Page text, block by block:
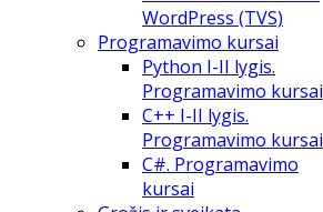
WordPress (TVS)
Programavimo kursai
Python I-II lygis.
Programavimo kursai
C++ I-II lygis.
Programavimo kursai
C#. Programavimo
kursai